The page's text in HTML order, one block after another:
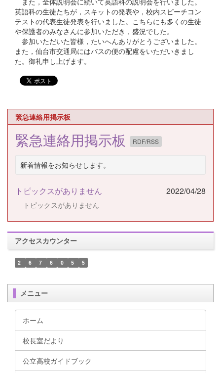
英語科の生徒たちが，スキットの発表や，校内スピーチコン
テストの代表生徒発表を行いました。こちらにも多くの生徒
や保護者のみなさんに参加いただき，盛況でした。
参加いただいた皆様，たいへんありがとうございました。
また，仙台市交通局にはバスの便の配慮をいただいきまし
た。御礼申し上げます。
緊急連絡用掲示板
緊急連絡用掲示板 RDF/RSS
新着情報をお知らせします。
トピックスがありません 2022/04/28
トピックスがありません
アクセスカウンター
2 6 7 6 0 5 5
メニュー
ホーム
校長室だより
公立高校ガイドブック